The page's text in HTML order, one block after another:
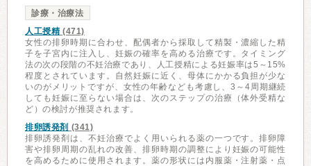
診療・治療法
人工授精(471)
女性の排卵時期に合わせ、配偶者から採取して精製・濃縮した精
子を子宮内に注入し、妊娠の確率を高める治療です。タイミング
法の次の段階の不妊治療であり、人工授精による妊娠率は5～15%
程度とされています。自然妊娠に近く、母体にかかる負担が少な
いのがメリットですが、女性の年齢なども考慮し、3～4周期継続
しても妊娠に至らない場合は、次のステップの治療（体外受精な
ど）の検討が推奨されます。
排卵誘発剤 (341)
排卵誘発剤は、不妊治療でよく用いられる薬の一つです。排卵障
害や排卵周期の乱れの改善、排卵時期の調整により妊娠の可能性
を高めるために使用されます。薬の形状には内服薬・注射薬・点